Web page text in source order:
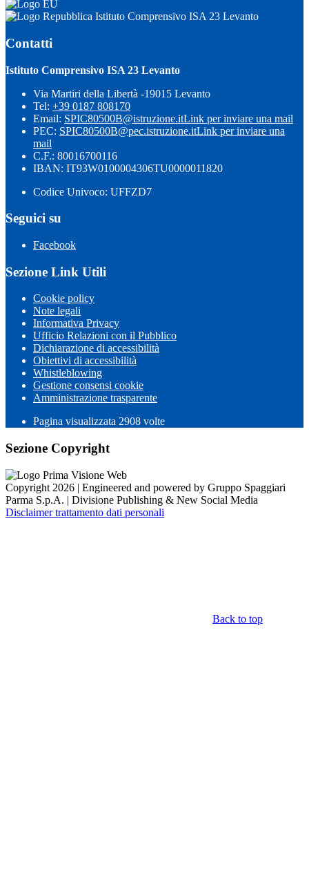
Istituto Comprensivo ISA 23 Levanto
Contatti
Istituto Comprensivo ISA 23 Levanto
Via Martiri della Libertà -19015 Levanto
Tel: +39 0187 808170
Email: SPIC80500B@istruzione.itLink per inviare una mail
PEC: SPIC80500B@pec.istruzione.itLink per inviare una
mail
C.F.: 80016700116
IBAN: IT93W0100004306TU0000011820
Codice Univoco: UFFZD7
Seguici su
Facebook
Sezione Link Utili
Cookie policy
Note legali
Informativa Privacy
Ufficio Relazioni con il Pubblico
Dichiarazione di accessibilità
Obiettivi di accessibilità
Whistleblowing
Gestione consensi cookie
Amministrazione trasparente
Pagina visualizzata 2908 volte
Sezione Copyright
Copyright 2026 | Engineered and powered by Gruppo Spaggiari
Parma S.p.A. | Divisione Publishing & New Social Media
Disclaimer trattamento dati personali
Back to top